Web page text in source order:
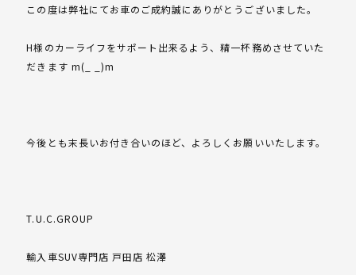
この度は弊社にてお車のご成約誠にありがとうございました。
H様のカーライフをサポート出来るよう、精一杯務めさせていた
だきます m(_ _)m
今後とも末長いお付き合いのほど、よろしくお願いいたします。
T.U.C.GROUP
輸入車SUV専門店 戸田店 松澤